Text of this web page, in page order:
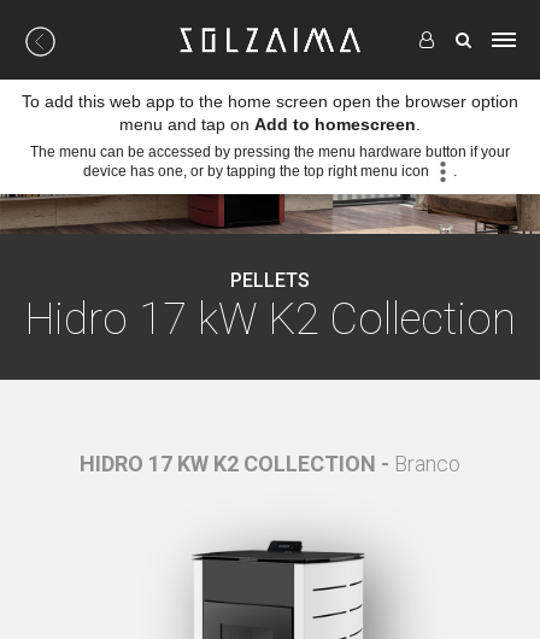
PELLETS
Hidro 17 kW K2 Collection
HIDRO 17 KW K2 COLLECTION - Branco
To add this web app to the home screen open the browser option
menu and tap on Add to homescreen
The menu can be accessed by pressing the menu hardware button if your
device has one, or by tapping the top right menu icon
.